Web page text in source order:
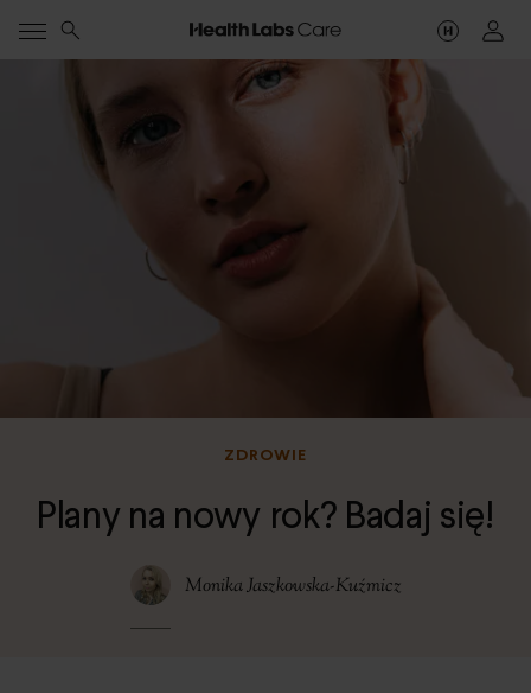
ZDROWIE
Plany na nowy rok? Badaj się!
Monika Jaszkowska-Kuźmicz